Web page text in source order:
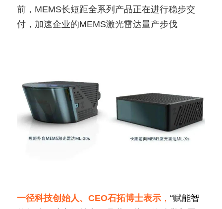
前，MEMS长短距全系列产品正在进行稳步交
付，加速企业的MEMS激光雷达量产步伐
一径科技创始人、CEO石拓博士表示 ， “赋能智